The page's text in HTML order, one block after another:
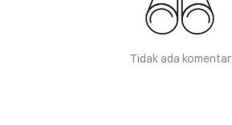
Tidak ada komentar